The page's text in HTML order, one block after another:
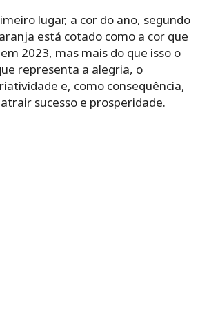
lugar, a cor do ano, segundo
está cotado como a cor que
2023, mas mais do que isso o
representa a alegria, o
e, como consequência,
sucesso e prosperidade.